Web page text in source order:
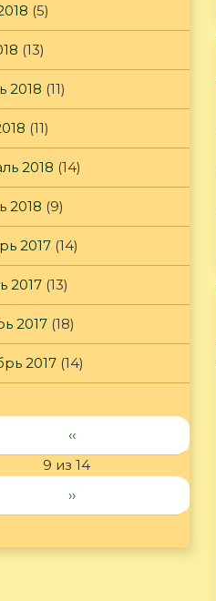
(5)
(13)
2018 (11)
(11)
2018 (14)
2018 (9)
2017 (14)
2017 (13)
2017 (18)
2017 (14)
‹‹
9 из 14
››